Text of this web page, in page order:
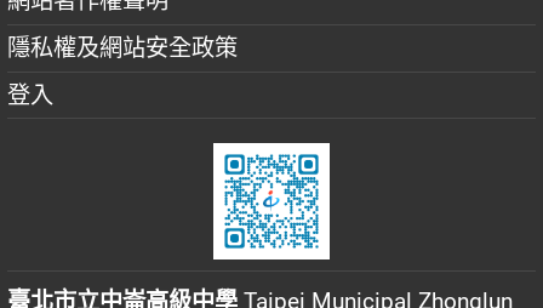
隱私權及網站安全政策
登入
臺北市立中崙高級中學 Taipei Municipal Zhonglun